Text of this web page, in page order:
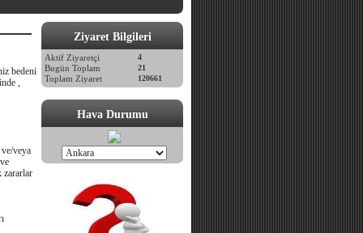
bedeni
,
veya
zararlar
Ziyaret Bilgileri
Aktif Ziyaretçi 4
Bugün Toplam 21
Toplam Ziyaret 120661
Hava Durumu